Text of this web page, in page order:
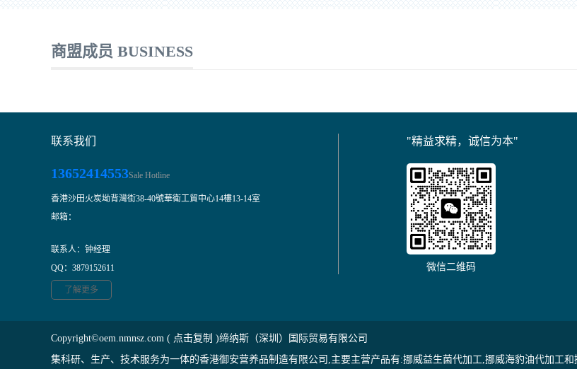
1 2 3
商盟成员 BUSINESS
联系我们
13652414553Sale Hotline
香港沙田火炭坳背灣街38-40號華衛工貿中心14樓13-14室
邮箱：
联系人：钟经理
QQ：3879152611
了解更多
"精益求精，诚信为本"
微信二维码
Copyright©oem.nmnsz.com ( 点击复制 )缔纳斯（深圳）国际贸易有限公司
集科研、生产、技术服务为一体的香港御安营养品制造有限公司,主要主营产品有:挪威益生菌代加工,挪威海豹油代加工